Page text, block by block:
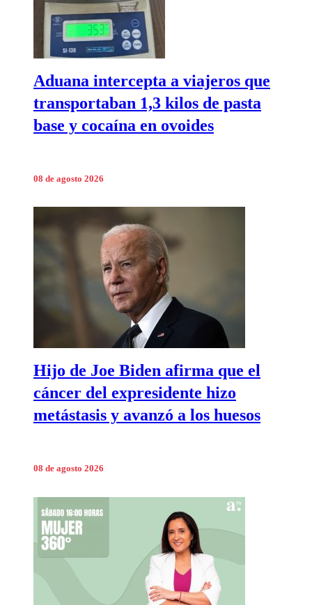
Aduana intercepta a viajeros que
transportaban 1,3 kilos de pasta
base y cocaína en ovoides
08 de agosto 2026
Hijo de Joe Biden afirma que el
cáncer del expresidente hizo
metástasis y avanzó a los huesos
08 de agosto 2026